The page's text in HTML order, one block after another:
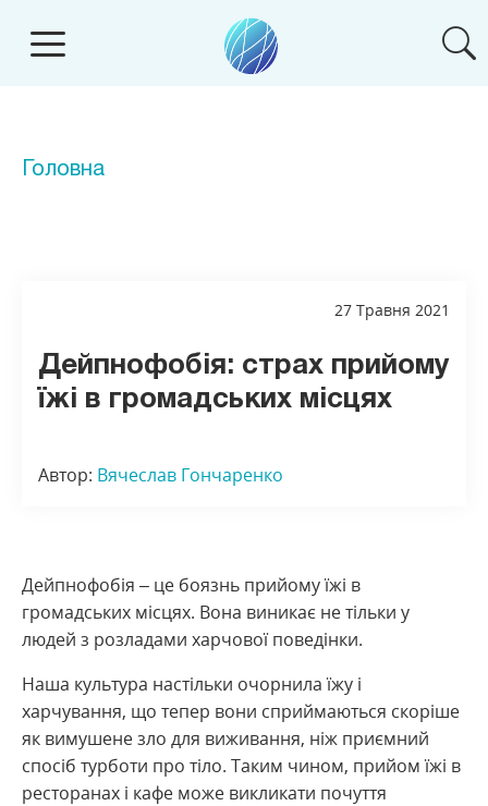
Головна
27 Травня 2021
Дейпнофобія: страх прийому
їжі в громадських місцях
Автор: Вячеслав Гончаренко
Дейпнофобія – це боязнь прийому їжі в
громадських місцях. Вона виникає не тільки у
людей з розладами харчової поведінки.
Наша культура настільки очорнила їжу і
харчування, що тепер вони сприймаються скоріше
як вимушене зло для виживання, ніж приємний
спосіб турботи про тіло. Таким чином, прийом їжі в
ресторанах і кафе може викликати почуття